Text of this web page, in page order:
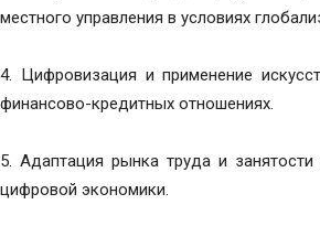
местного управления в условиях
4. Цифровизация и применение
финансово-кредитных отношениях.
5. Адаптация рынка труда и занятости
цифровой экономики.